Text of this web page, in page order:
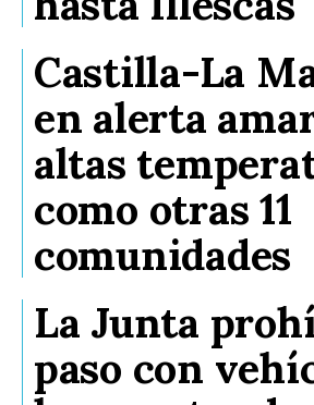
Castilla-La
en alerta
altas
como otras 11
comunidades
La Junta
paso con